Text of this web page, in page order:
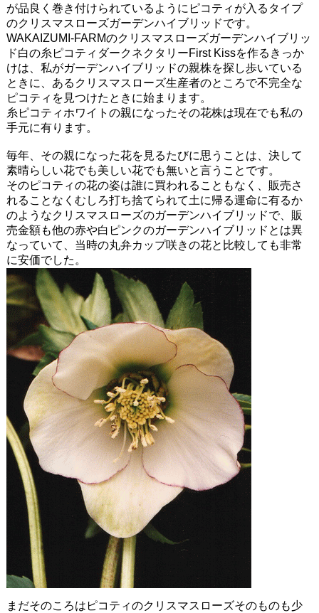
が品良く巻き付けられているようにピコティが入るタイプ
のクリスマスローズガーデンハイブリッドです。
WAKAIZUMI-FARMのクリスマスローズガーデンハイブリッ
ド白の糸ピコティダークネクタリーFirst Kissを作るきっか
けは、私がガーデンハイブリッドの親株を探し歩いている
ときに、あるクリスマスローズ生産者のところで不完全な
ピコティを見つけたときに始まります。
糸ピコティホワイトの親になったその花株は現在でも私の
手元に有ります。
毎年、その親になった花を見るたびに思うことは、決して
素晴らしい花でも美しい花でも無いと言うことです。
そのピコティの花の姿は誰に買われることもなく、販売さ
れることなくむしろ打ち捨てられて土に帰る運命に有るか
のようなクリスマスローズのガーデンハイブリッドで、販
売金額も他の赤や白ピンクのガーデンハイブリッドとは異
なっていて、当時の丸弁カップ咲きの花と比較しても非常
に安価でした。
まだそのころはピコティのクリスマスローズそのものも少